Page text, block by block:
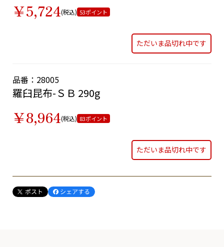
￥5,724(税込) 53ポイント
ただいま品切れ中です
品番：28005
羅臼昆布-ＳＢ 290g
￥8,964(税込) 83ポイント
ただいま品切れ中です